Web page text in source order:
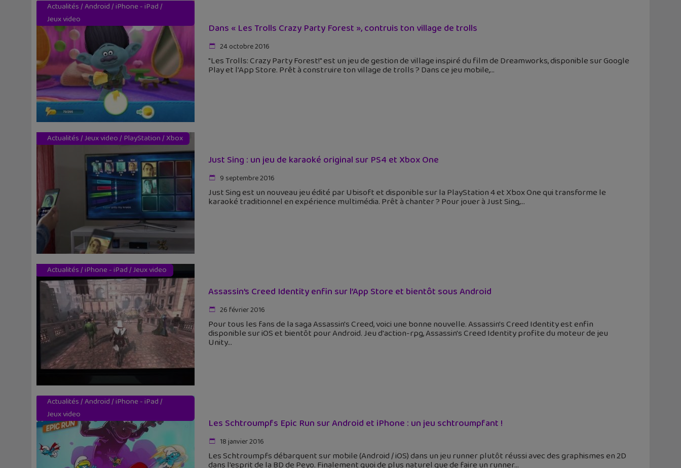
Actualités/Android/iPhone - iPad/
Jeux video
Dans « Les Trolls Crazy Party Forest », contruis ton village de trolls
24 octobre 2016
"Les Trolls: Crazy Party Forest!" est un jeu de gestion de village inspiré du film de Dreamworks, disponible sur Google
Play et l'App Store. Prêt à construire ton village de trolls ? Dans ce jeu mobile,
Actualités/Jeux video/ PlayStation/Xbox
Just Sing : un jeu de karaoké original sur PS4 et Xbox One
9 septembre 2016
Just Sing est un nouveau jeu édité par Ubisoft et disponible sur la PlayStation 4 et Xbox One qui transforme le
karaoké traditionnel en expérience multimédia. Prêt à chanter ? Pour jouer à Just Sing,
Actualités/iPhone - iPad/Jeux video
Assassin’s Creed Identity enfin sur l’App Store et bientôt sous Android
26 février 2016
Pour tous les fans de la saga Assassin's Creed, voici une bonne nouvelle. Assassin's Creed Identity est enfin
disponible sur iOS et bientôt pour Android. Jeu d'action-rpg, Assassin's Creed Identity profite du moteur de jeu
Unity
Actualités/Android/iPhone - iPad/
Jeux video
Les Schtroumpfs Epic Run sur Android et iPhone : un jeu schtroumpfant !
18 janvier 2016
Les Schtroumpfs débarquent sur mobile (Android / iOS) dans un jeu runner plutôt réussi avec des graphismes en 2D
dans l'esprit de la BD de Peyo. Finalement quoi de plus naturel que de faire un runner